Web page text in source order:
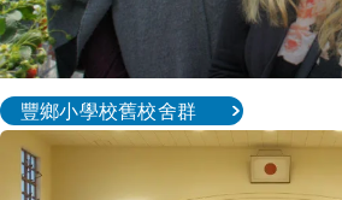
豐鄉小學校舊校舍群